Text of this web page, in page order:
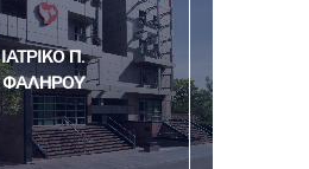
ΙΑΤΡΙΚΟ Π.
ΦΑΛΗΡΟΥ